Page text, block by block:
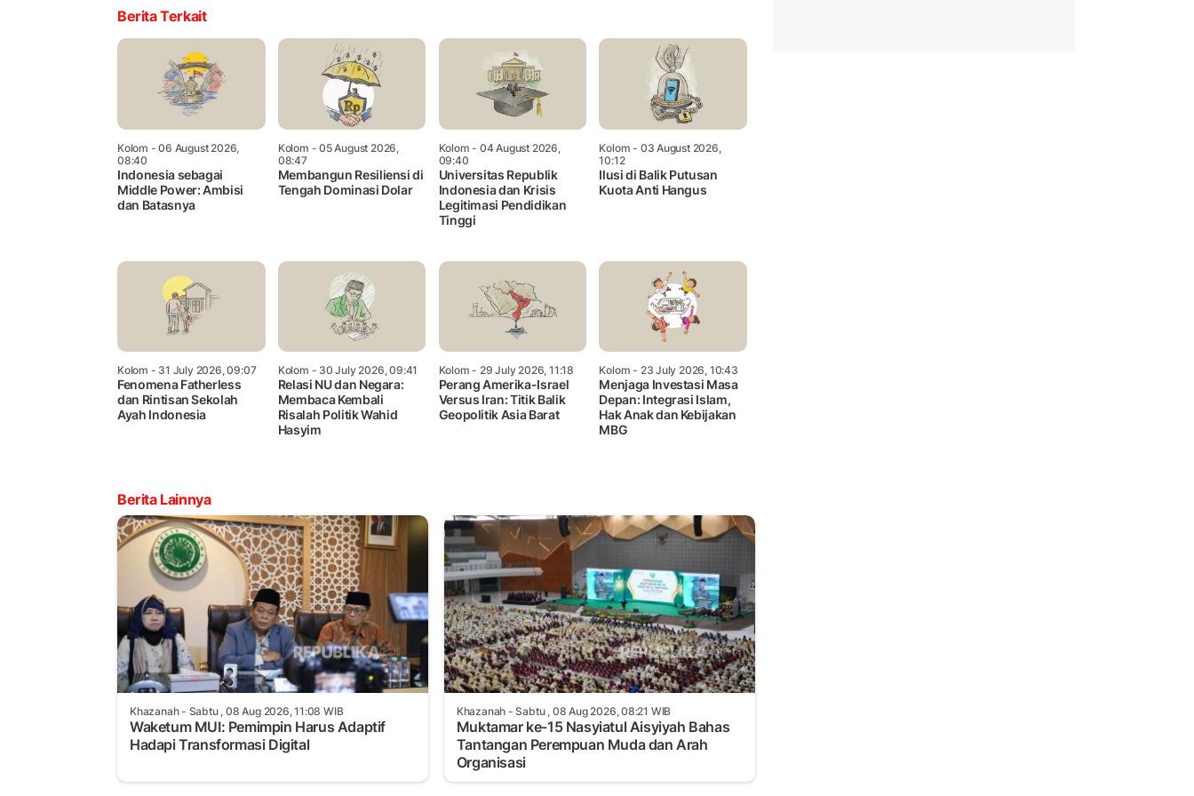
Berita Terkait
Kolom - 06 August 2026,
08:40
Indonesia sebagai
Middle Power: Ambisi
dan Batasnya
Kolom - 05 August 2026,
08:47
Membangun Resiliensi di
Tengah Dominasi Dolar
Kolom - 04 August 2026,
09:40
Universitas Republik
Indonesia dan Krisis
Legitimasi Pendidikan
Tinggi
Kolom - 03 August 2026,
10:12
Ilusi di Balik Putusan
Kuota Anti Hangus
Kolom - 31 July 2026, 09:07
Fenomena Fatherless
dan Rintisan Sekolah
Ayah Indonesia
Kolom - 30 July 2026, 09:41
Relasi NU dan Negara:
Membaca Kembali
Risalah Politik Wahid
Hasyim
Kolom - 29 July 2026, 11:18
Perang Amerika-Israel
Versus Iran: Titik Balik
Geopolitik Asia Barat
Kolom - 23 July 2026, 10:43
Menjaga Investasi Masa
Depan: Integrasi Islam,
Hak Anak dan Kebijakan
MBG
Berita Lainnya
Khazanah- Sabtu , 08 Aug 2026, 11:08 WIB
Waketum MUI: Pemimpin Harus Adaptif
Hadapi Transformasi Digital
Khazanah - Sabtu , 08 Aug 2026, 08:21 WIB
Muktamar ke-15 Nasyiatul Aisyiyah Bahas
Tantangan Perempuan Muda dan Arah
Organisasi